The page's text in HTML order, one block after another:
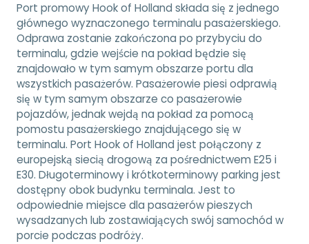
Port promowy Hook of Holland składa się z jednego
głównego wyznaczonego terminalu pasażerskiego.
Odprawa zostanie zakończona po przybyciu do
terminalu, gdzie wejście na pokład będzie się
znajdowało w tym samym obszarze portu dla
wszystkich pasażerów. Pasażerowie piesi odprawią
się w tym samym obszarze co pasażerowie
pojazdów, jednak wejdą na pokład za pomocą
pomostu pasażerskiego znajdującego się w
terminalu. Port Hook of Holland jest połączony z
europejską siecią drogową za pośrednictwem E25 i
E30. Długoterminowy i krótkoterminowy parking jest
dostępny obok budynku terminala. Jest to
odpowiednie miejsce dla pasażerów pieszych
wysadzanych lub zostawiających swój samochód w
porcie podczas podróży.